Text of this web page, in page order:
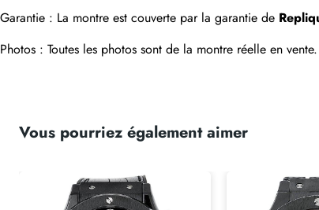
Garantie : La montre est couverte par la garantie de
Photos : Toutes les photos sont de la montre réelle en vente.
Vous pourriez également aimer